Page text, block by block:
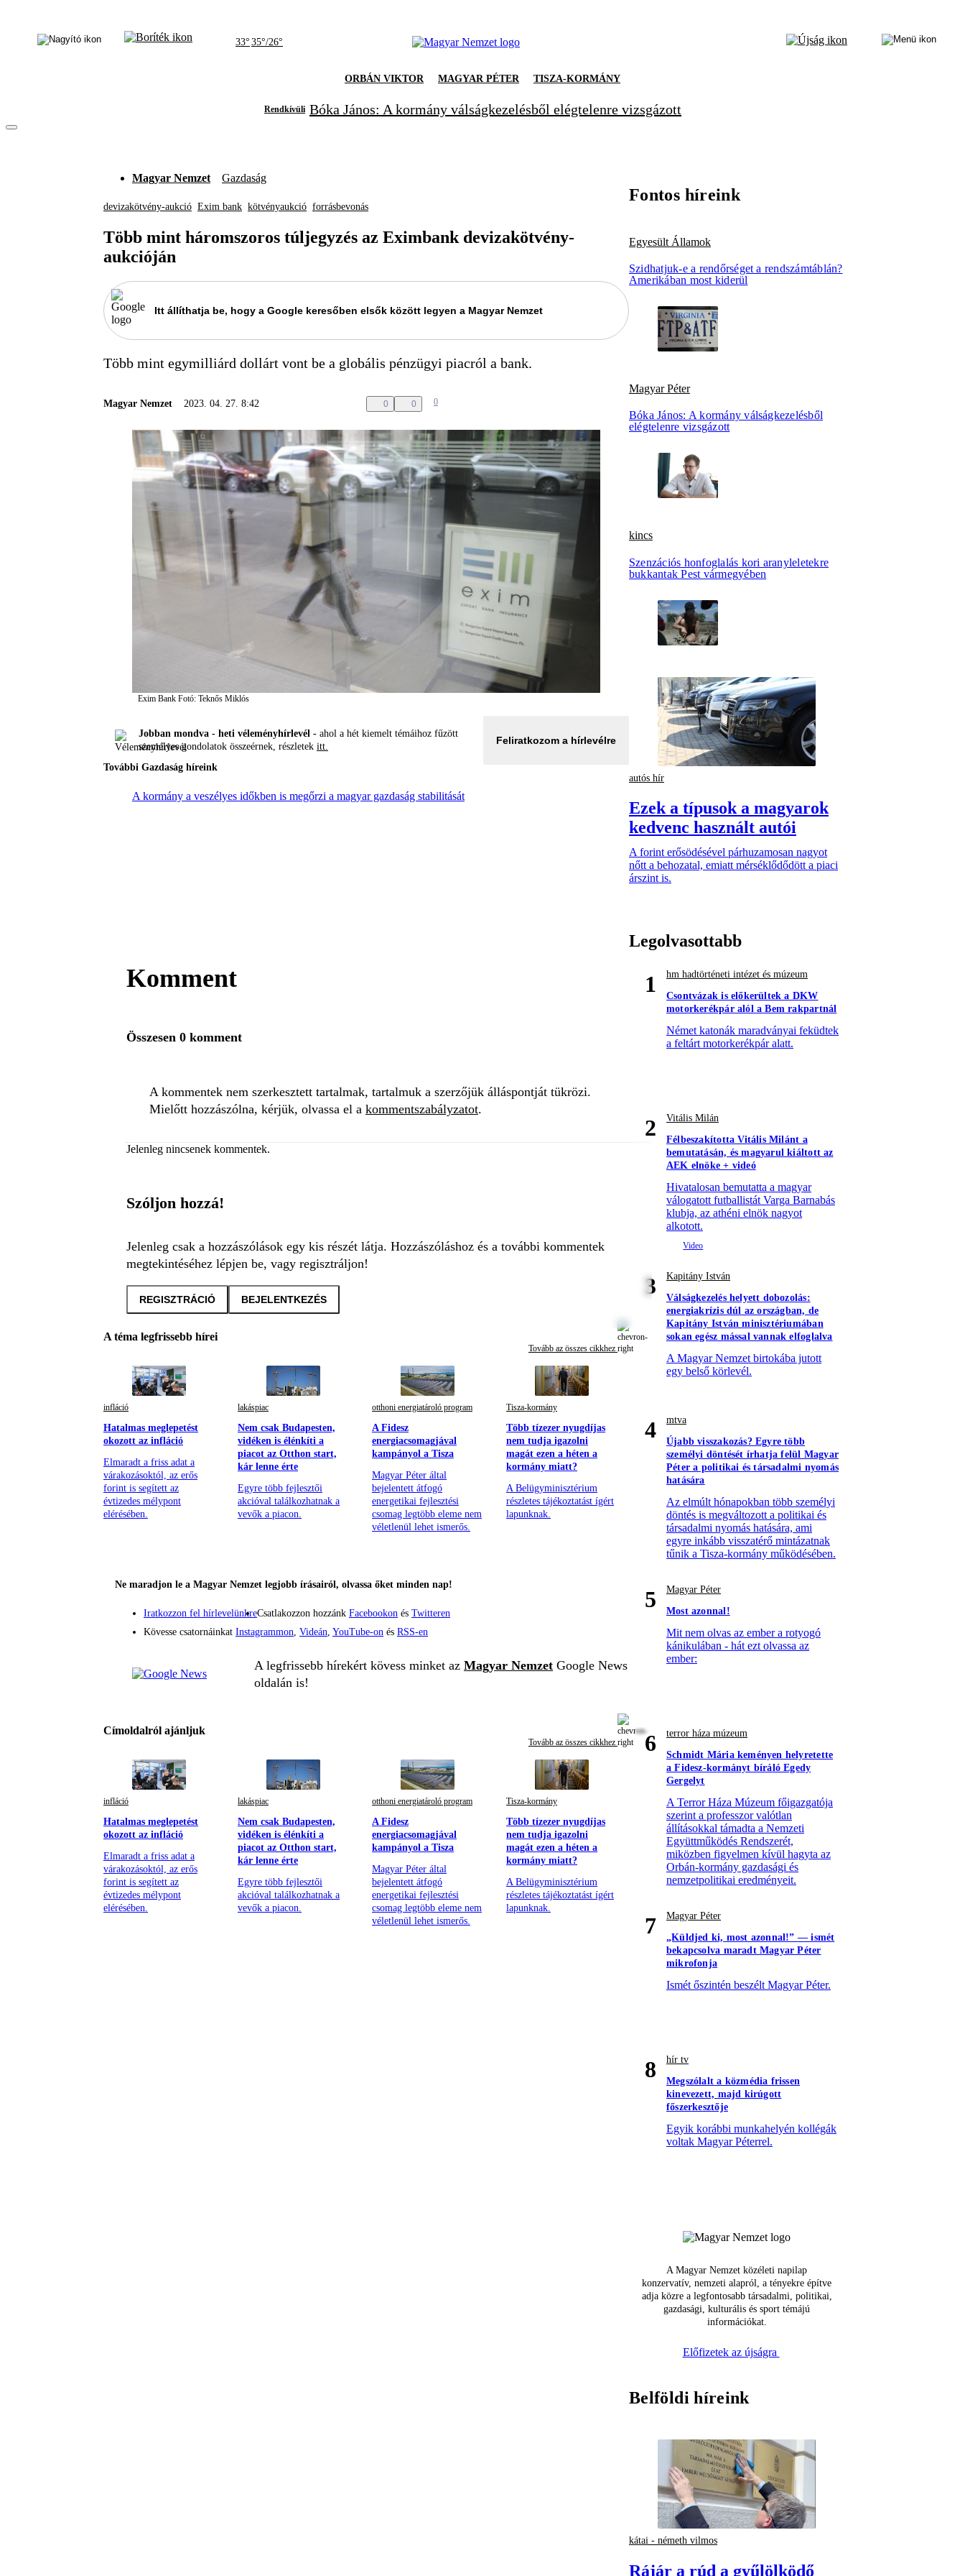
33° 35°/26°
ORBÁN VIKTOR MAGYAR PÉTER TISZA-KORMÁNY
Rendkívüli Bóka János: A kormány válságkezelésből elégtelenre vizsgázott
Magyar Nemzet Gazdaság
devizakötvény-aukció Exim bank kötvényaukció forrásbevonás
Több mint háromszoros túljegyzés az Eximbank devizakötvény-
aukcióján
Itt állíthatja be, hogy a Google keresőben elsők között legyen a Magyar Nemzet
Több mint egymilliárd dollárt vont be a globális pénzügyi piacról a bank.
Magyar Nemzet 2023. 04. 27. 8:42 0 0 0
Exim Bank Fotó: Teknős Miklós
Jobban mondva - heti véleményhírlevél - ahol a hét kiemelt témáihoz fűzött
személyes gondolatok összeérnek, részletek itt.
Feliratkozom a hírlevélre
További Gazdaság híreink
A kormány a veszélyes időkben is megőrzi a magyar gazdaság stabilitását
Komment
Összesen 0 komment
A kommentek nem szerkesztett tartalmak, tartalmuk a szerzőjük álláspontját tükrözi.
Mielőtt hozzászólna, kérjük, olvassa el a kommentszabályzatot.
Jelenleg nincsenek kommentek.
Szóljon hozzá!
Jelenleg csak a hozzászólások egy kis részét látja. Hozzászóláshoz és a további kommentek
megtekintéséhez lépjen be, vagy regisztráljon!
REGISZTRÁCIÓ BEJELENTKEZÉS
A téma legfrissebb hírei
Tovább az összes cikkhez
infláció
Hatalmas meglepetést
okozott az infláció
Elmaradt a friss adat a
várakozásoktól, az erős
forint is segített az
évtizedes mélypont
elérésében.
lakáspiac
Nem csak Budapesten,
vidéken is élénkíti a
piacot az Otthon start,
kár lenne érte
Egyre több fejlesztői
akcióval találkozhatnak a
vevők a piacon.
otthoni energiatároló program
A Fidesz
energiacsomagjával
kampányol a Tisza
Magyar Péter által
bejelentett átfogó
energetikai fejlesztési
csomag legtöbb eleme nem
véletlenül lehet ismerős.
Tisza-kormány
Több tízezer nyugdíjas
nem tudja igazolni
magát ezen a héten a
kormány miatt?
A Belügyminisztérium
részletes tájékoztatást ígért
lapunknak.
Ne maradjon le a Magyar Nemzet legjobb írásairól, olvassa őket minden nap!
Iratkozzon fel hírlevelünkreCsatlakozzon hozzánk Facebookon és Twitteren
Kövesse csatornáinkat Instagrammon Videán YouTube-on és RSS-en
A legfrissebb hírekért kövess minket az Magyar Nemzet Google News
oldalán is!
Címoldalról ajánljuk
Tovább az összes cikkhez
infláció
Hatalmas meglepetést
okozott az infláció
Elmaradt a friss adat a
várakozásoktól, az erős
forint is segített az
évtizedes mélypont
elérésében.
lakáspiac
Nem csak Budapesten,
vidéken is élénkíti a
piacot az Otthon start,
kár lenne érte
Egyre több fejlesztői
akcióval találkozhatnak a
vevők a piacon.
otthoni energiatároló program
A Fidesz
energiacsomagjával
kampányol a Tisza
Magyar Péter által
bejelentett átfogó
energetikai fejlesztési
csomag legtöbb eleme nem
véletlenül lehet ismerős.
Tisza-kormány
Több tízezer nyugdíjas
nem tudja igazolni
magát ezen a héten a
kormány miatt?
A Belügyminisztérium
részletes tájékoztatást ígért
lapunknak.
Fontos híreink
Egyesült Államok
Szidhatjuk-e a rendőrséget a rendszámtáblán?
Amerikában most kiderül
Magyar Péter
Bóka János: A kormány válságkezelésből
elégtelenre vizsgázott
kincs
Szenzációs honfoglalás kori aranyleletekre
bukkantak Pest vármegyében
autós hír
Ezek a típusok a magyarok
kedvenc használt autói
A forint erősödésével párhuzamosan nagyot
nőtt a behozatal, emiatt mérséklődődött a piaci
árszint is.
Legolvasottabb
1
hm hadtörténeti intézet és múzeum
Csontvázak is előkerültek a DKW
motorkerékpár alól a Bem rakpartnál
Német katonák maradványai feküdtek
a feltárt motorkerékpár alatt.
2
Vitális Milán
Félbeszakította Vitális Milánt a
bemutatásán, és magyarul kiáltott az
AEK elnöke + videó
Hivatalosan bemutatta a magyar
válogatott futballistát Varga Barnabás
klubja, az athéni elnök nagyot
alkotott.
3
Kapitány István
Válságkezelés helyett dobozolás:
energiakrízis dúl az országban, de
Kapitány István minisztériumában
sokan egész mással vannak elfoglalva
A Magyar Nemzet birtokába jutott
egy belső körlevél.
4
mtva
Újabb visszakozás? Egyre több
személyi döntését írhatja felül Magyar
Péter a politikai és társadalmi nyomás
hatására
Az elmúlt hónapokban több személyi
döntés is megváltozott a politikai és
társadalmi nyomás hatására, ami
egyre inkább visszatérő mintázatnak
tűnik a Tisza-kormány működésében.
5
Magyar Péter
Most azonnal!
Mit nem olvas az ember a rotyogó
kánikulában - hát ezt olvassa az
ember:
6
terror háza múzeum
Schmidt Mária keményen helyretette
a Fidesz-kormányt bíráló Egedy
Gergelyt
A Terror Háza Múzeum főigazgatója
szerint a professzor valótlan
állításokkal támadta a Nemzeti
Együttműködés Rendszerét,
miközben figyelmen kívül hagyta az
Orbán-kormány gazdasági és
nemzetpolitikai eredményeit.
7
Magyar Péter
„Küldjed ki, most azonnal!” — ismét
bekapcsolva maradt Magyar Péter
mikrofonja
Ismét őszintén beszélt Magyar Péter.
8
hír tv
Megszólalt a közmédia frissen
kinevezett, majd kirúgott
főszerkesztője
Egyik korábbi munkahelyén kollégák
voltak Magyar Péterrel.
A Magyar Nemzet közéleti napilap
konzervatív, nemzeti alapról, a tényekre építve
adja közre a legfontosabb társadalmi, politikai,
gazdasági, kulturális és sport témájú
információkat.
Előfizetek az újságra
Belföldi híreink
kátai - németh vilmos
Rájár a rúd a gyűlölködő